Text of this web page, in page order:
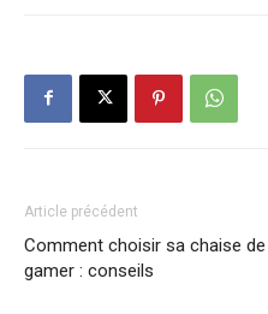
Article précédent
Comment choisir sa chaise de
gamer : conseils